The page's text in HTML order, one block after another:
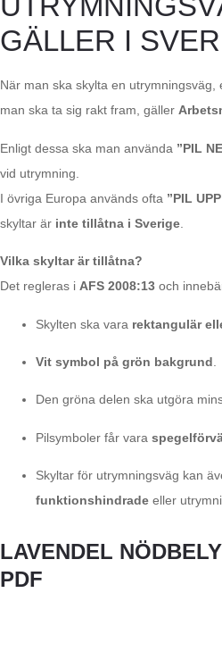
GÄLLER I
När man ska skylta en
man ska ta sig rakt fram, gäller
Enligt dessa ska man använda ”PIL
vid utrymning.
I övriga Europa används ofta ”PIL
skyltar är inte tillåtna i Sverige
Vilka skyltar är tillåtna?
Det regleras i AFS 2008:13 och
Skylten ska vara rektangulär
Vit symbol på grön bakgrund
Den gröna delen ska utgöra
Pilsymboler får vara
Skyltar för utrymningsväg kan
funktionshindrade eller
LAVENDEL
PDF